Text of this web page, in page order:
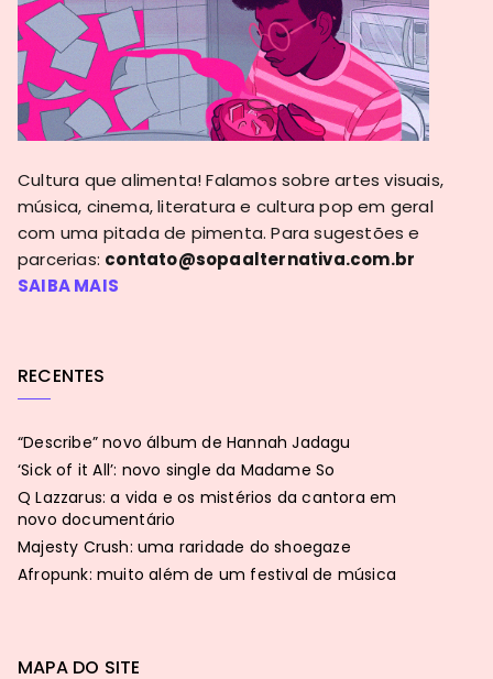
Cultura que alimenta! Falamos sobre artes visuais,
música, cinema, literatura e cultura pop em geral
com uma pitada de pimenta. Para sugestões e
parcerias: contato@sopaalternativa.com.br
SAIBA MAIS
RECENTES
“Describe” novo álbum de Hannah Jadagu
‘Sick of it All’: novo single da Madame So
Q Lazzarus: a vida e os mistérios da cantora em
novo documentário
Majesty Crush: uma raridade do shoegaze
Afropunk: muito além de um festival de música
MAPA DO SITE